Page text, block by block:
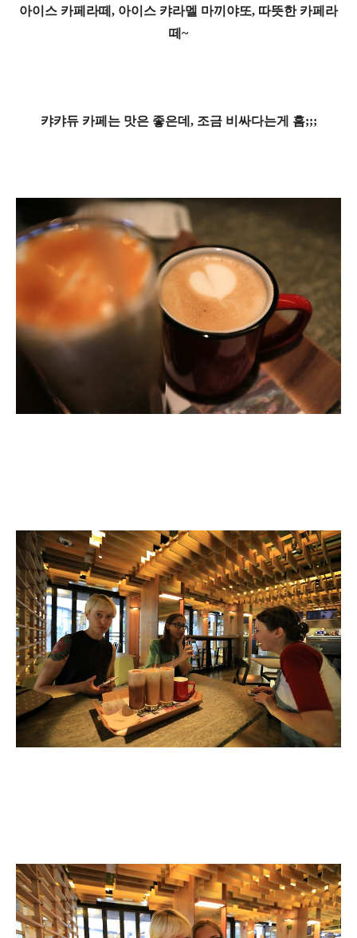
아이스 카페라떼, 아이스 캬라멜 마끼야또, 따뜻한 카페라
떼~
캬캬듀 카페는 맛은 좋은데, 조금 비싸다는게 흠;;;